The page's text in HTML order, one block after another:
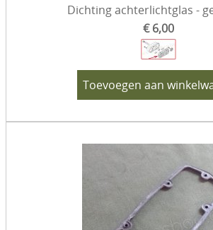
Dichting achterlichtglas -
€ 6,00
Toevoegen aan